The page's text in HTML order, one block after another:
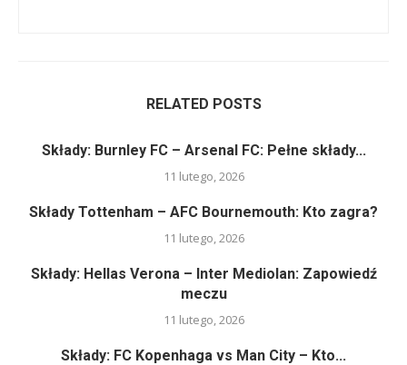
RELATED POSTS
Składy: Burnley FC – Arsenal FC: Pełne składy...
11 lutego, 2026
Składy Tottenham – AFC Bournemouth: Kto zagra?
11 lutego, 2026
Składy: Hellas Verona – Inter Mediolan: Zapowiedź
meczu
11 lutego, 2026
Składy: FC Kopenhaga vs Man City – Kto...